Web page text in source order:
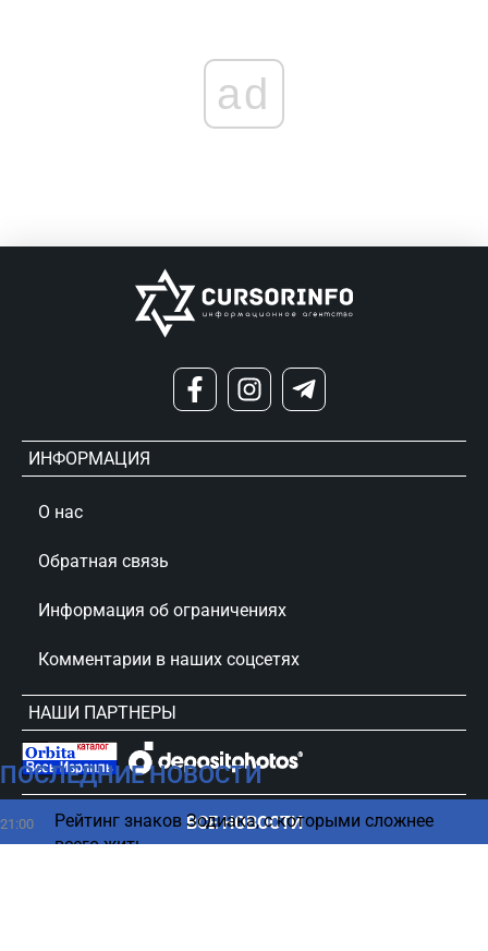
ПОСЛЕДНИЕ НОВОСТИ
21:00
Рейтинг знаков Зодиака, с которыми сложнее
всего жить
ВСЕ НОВОСТИ
ad
ИНФОРМАЦИЯ
О нас
Обратная связь
Информация об ограничениях
Комментарии в наших соцсетях
НАШИ ПАРТНЕРЫ
сursorinfo.co.il © Все права защищены